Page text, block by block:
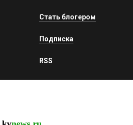
Стать блогером
Подписка
RSS